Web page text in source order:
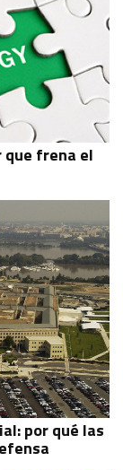
frena el
por qué las